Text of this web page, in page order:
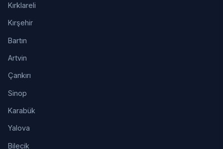
Kırklareli
Kırşehir
Bartın
Artvin
Çankırı
Sinop
Karabük
Yalova
Bilecik